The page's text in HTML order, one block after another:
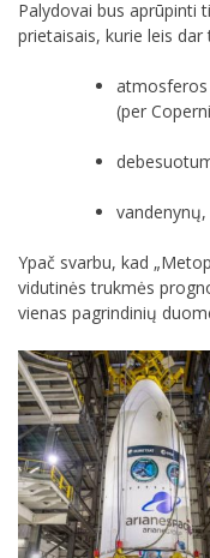
Palydovai bus aprūpinti
prietaisais, kurie leis dar
(per
Ypač svarbu, kad
vidutinės trukmės
vienas pagrindinių